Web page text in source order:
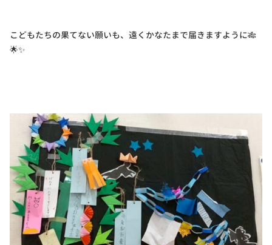
こどもたちの果てない願いも、遠くかなたまで届きますように🎋
🌟✨